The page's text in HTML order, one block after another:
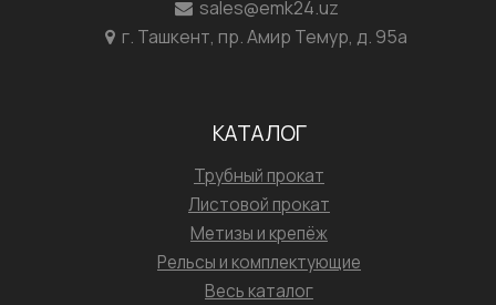
sales@emk24.uz
г. Ташкент, пр. Амир Темур, д. 95а
КАТАЛОГ
Трубный прокат
Листовой прокат
Метизы и крепёж
Рельсы и комплектующие
Весь каталог